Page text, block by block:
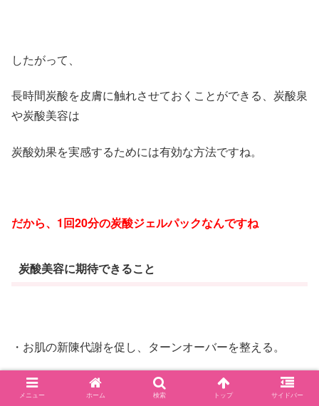
したがって、
長時間炭酸を皮膚に触れさせておくことができる、炭酸泉
や炭酸美容は
炭酸効果を実感するためには有効な方法ですね。
だから、1回20分の炭酸ジェルパックなんですね
炭酸美容に期待できること
・お肌の新陳代謝を促し、ターンオーバーを整える。
・お肌の透明感が増し、顔色が明るくなる。
メニュー ホーム 検索 トップ サイドバー